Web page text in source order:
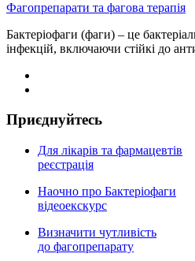
Фагопрепарати та фагова терапія
Бактеріофаги (фаги) – це
інфекцій, включаючи стійкі до
Приєднуйтесь
Для лікарів та фармацевтів
реєстрація
Наочно про Бактеріофаги
відеоекскурс
Визначити чутливість
до фагопрепарату